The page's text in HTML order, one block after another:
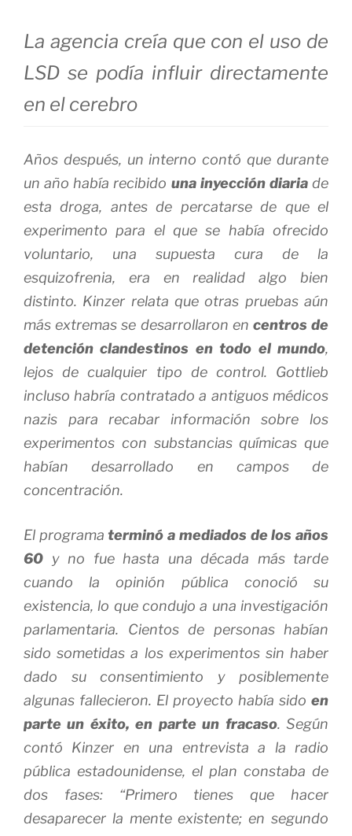
La agencia creía que con el uso de
LSD se podía influir directamente
en el cerebro
Años después, un interno contó que durante
un año había recibido una inyección diariade
esta droga, antes de percatarse de que el
experimento para el que se había ofrecido
voluntario, una supuesta cura de la
esquizofrenia, era en realidad algo bien
distinto. Kinzer relata que otras pruebas aún
más extremas se desarrollaron en centros de
detención clandestinos en todo el mundo,
lejos de cualquier tipo de control. Gottlieb
incluso habría contratado a antiguos médicos
nazis para recabar información sobre los
experimentos con substancias químicas que
habían desarrollado en campos de
concentración.
El programa terminó a mediados de los años
60 y no fue hasta una década más tarde
cuando la opinión pública conoció su
existencia, lo que condujo a una investigación
parlamentaria. Cientos de personas habían
sido sometidas a los experimentos sin haber
dado su consentimiento y posiblemente
algunas fallecieron. El proyecto había sido en
parte un éxito, en parte un fracaso. Según
contó Kinzer en una entrevista a la radio
pública estadounidense, el plan constaba de
dos fases: “Primero tienes que hacer
desaparecer la mente existente; en segundo